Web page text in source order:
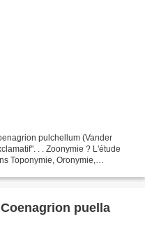
pulchellum (Vander
. . Zoonymie ? L'étude
Toponymie, Oronymie,
puella